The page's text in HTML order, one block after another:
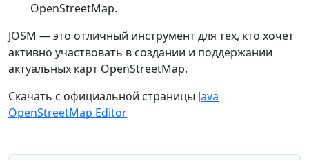
OpenStreetMap.
JOSM — это отличный инструмент для тех, кто хочет
активно участвовать в создании и поддержании
актуальных карт OpenStreetMap.
Скачать с официальной страницы Java
OpenStreetMap Editor